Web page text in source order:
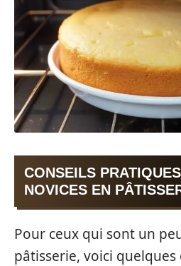
CONSEILS
NOVICES EN
Pour ceux qui sont un
pâtisserie, voici